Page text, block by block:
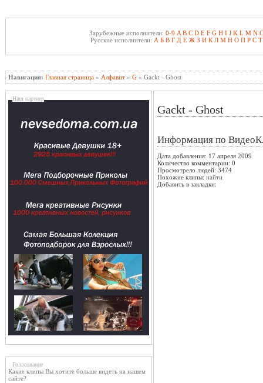
Зарубежные исполнители: 0-9 A B C D E F G H I J K L M N
Русские исполнители: А Б В Г Д Е Ж З И К Л М Н О П Р С Т
Навигация: Главная страница » Алфавит » G » Gackt - Ghost
Наш партнер
Голосование
Какие клипы Вы хотите больше видеть на нашем
сайте?
Gackt - Ghost
Информация по
Дата добавления: 17 апреля 2009
Количество комментарии: 0
Просмотрело людей: 3474
Похожие клипы: найти
Добавить в закладки: